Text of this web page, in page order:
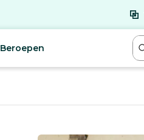
Beroepen